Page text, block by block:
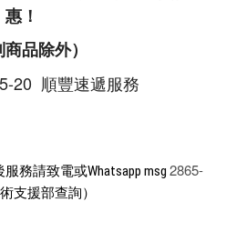
惠！
商品除外）
20 順豐速遞服務
務請致電或Whatsapp msg 2865-
支援部查詢）